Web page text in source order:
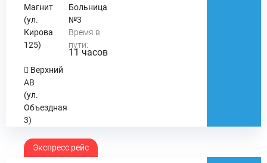
Магнит
(ул.
Кирова
125)
Верхний
АВ
(ул.
Объездная
3)
Больница
№3
Время в
пути:
11 часов
Экспресс рейс